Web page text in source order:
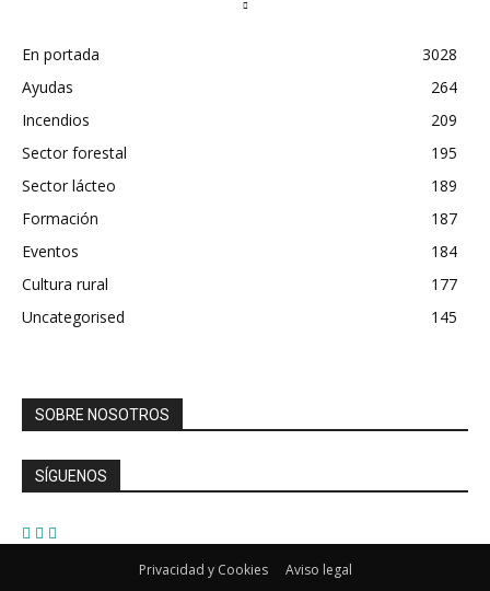
En portada
3028
Ayudas
264
Incendios
209
Sector forestal
195
Sector lácteo
189
Formación
187
Eventos
184
Cultura rural
177
Uncategorised
145
SOBRE NOSOTROS
SÍGUENOS
Privacidad y Cookies Aviso legal